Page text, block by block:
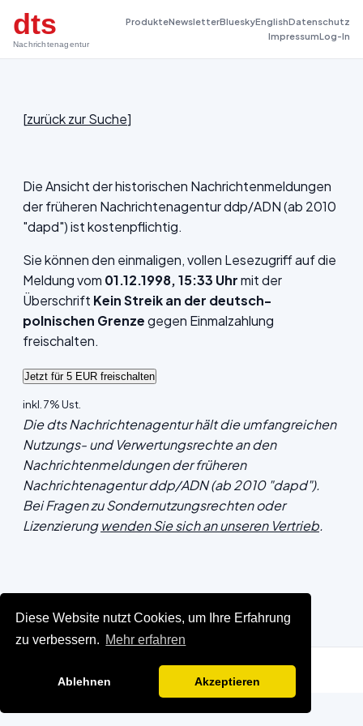
Diese Website nutzt Cookies, um Ihre Erfahrung
zu verbessern. Mehr erfahren
Ablehnen Akzeptieren
dts
Nachrichtenagentur
ProdukteNewsletterBlueskyEnglishDatenschutz
ImpressumLog-In
[zurück zur Suche]
Die Ansicht der historischen Nachrichtenmeldungen
der früheren Nachrichtenagentur ddp/ADN (ab 2010
"dapd") ist kostenpflichtig.
Sie können den einmaligen, vollen Lesezugriff auf die
Meldung vom 01.12.1998, 15:33 Uhrmit der
Überschrift Kein Streik an der deutsch-
polnischen Grenzegegen Einmalzahlung
freischalten.
inkl. 7% Ust.
Die dts Nachrichtenagentur hält die umfangreichen
Nutzungs- und Verwertungsrechte an den
Nachrichtenmeldungen der früheren
Nachrichtenagentur ddp/ADN (ab 2010 "dapd").
Bei Fragen zu Sondernutzungsrechten oder
Lizenzierungwenden Sie sich an unseren Vertrieb.